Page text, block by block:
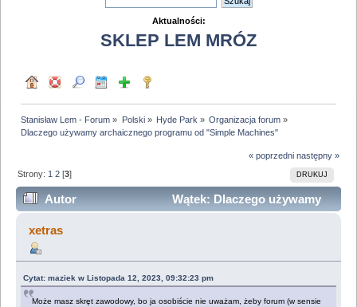
Aktualności:
SKLEP LEM MRÓZ
Stanisław Lem - Forum » Polski» Hyde Park » Organizacja forum »
Dlaczego używamy archaicznego programu od "Simple Machines"
« poprzedni następny »
DRUKUJ
Strony: 1 2 [3]
Autor
Wątek: Dlaczego używamy
archaicznego programu od "Simple Machines"
(Przeczytany 113402 razy)
xetras
Cytat: maziek w Listopada 12, 2023, 09:32:23 pm
Może masz skręt zawodowy, bo ja osobiście nie uważam, żeby forum (w sensie